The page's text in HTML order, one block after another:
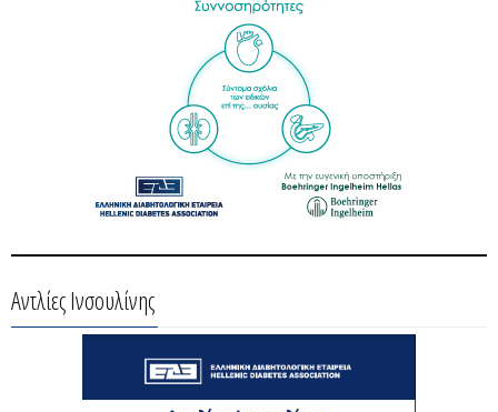
Αντλίες Ινσουλίνης